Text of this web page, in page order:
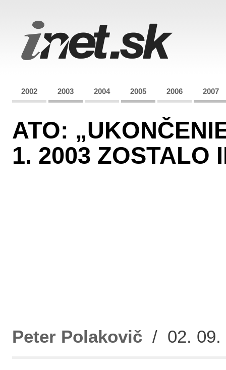
2002 2003 2004 2005 2006 2007
ATO:
1. 2003 ZOSTALO
Peter Polakovič / 02. 09.